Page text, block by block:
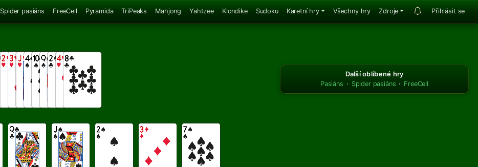
Spider pasiáns FreeCell Pyramida TriPeaks Mahjong Yahtzee Klondike Sudoku Karetní hry Všechny hry Zdroje Přihlásit se
Další oblíbené hry
Pasiáns · Spider pasiáns · FreeCell